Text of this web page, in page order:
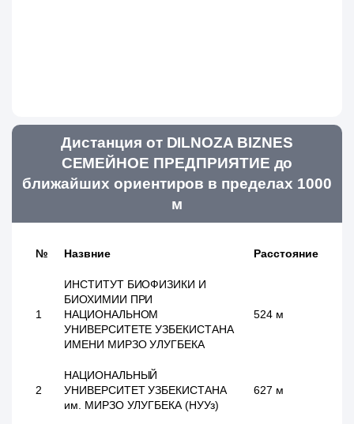
Дистанция от DILNOZA BIZNES
СЕМЕЙНОЕ ПРЕДПРИЯТИЕ до
ближайших ориентиров в пределах 1000
м
№ Назвние Расстояние
1
ИНСТИТУТ БИОФИЗИКИ И
БИОХИМИИ ПРИ
НАЦИОНАЛЬНОМ
УНИВЕРСИТЕТЕ УЗБЕКИСТАНА
ИМЕНИ МИРЗО УЛУГБЕКА
524 м
2
НАЦИОНАЛЬНЫЙ
УНИВЕРСИТЕТ УЗБЕКИСТАНА
им. МИРЗО УЛУГБЕКА (НУУз)
627 м